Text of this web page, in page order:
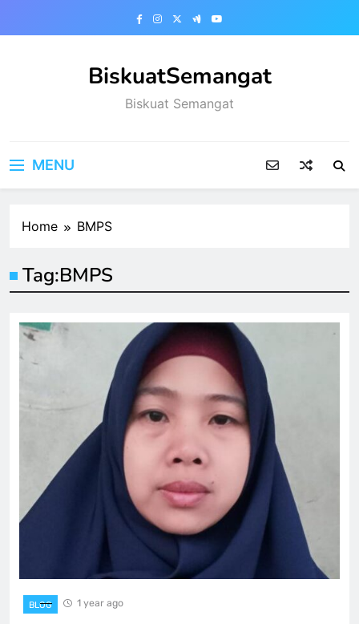
BiskuatSemangat
Biskuat Semangat
MENU
Home BMPS
Tag:BMPS
BLOG 1 year ago